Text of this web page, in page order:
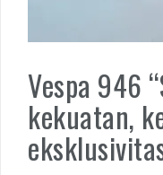
Vespa 946
kekuatan,